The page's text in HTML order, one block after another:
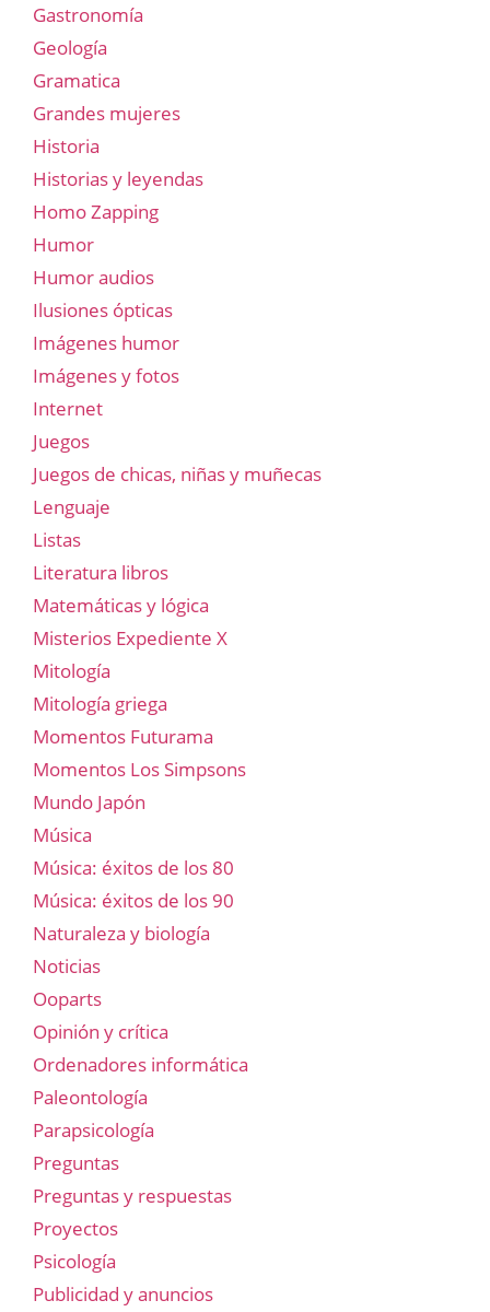
Gastronomía
Geología
Gramatica
Grandes mujeres
Historia
Historias y leyendas
Homo Zapping
Humor
Humor audios
Ilusiones ópticas
Imágenes humor
Imágenes y fotos
Internet
Juegos
Juegos de chicas, niñas y muñecas
Lenguaje
Listas
Literatura libros
Matemáticas y lógica
Misterios Expediente X
Mitología
Mitología griega
Momentos Futurama
Momentos Los Simpsons
Mundo Japón
Música
Música: éxitos de los 80
Música: éxitos de los 90
Naturaleza y biología
Noticias
Ooparts
Opinión y crítica
Ordenadores informática
Paleontología
Parapsicología
Preguntas
Preguntas y respuestas
Proyectos
Psicología
Publicidad y anuncios